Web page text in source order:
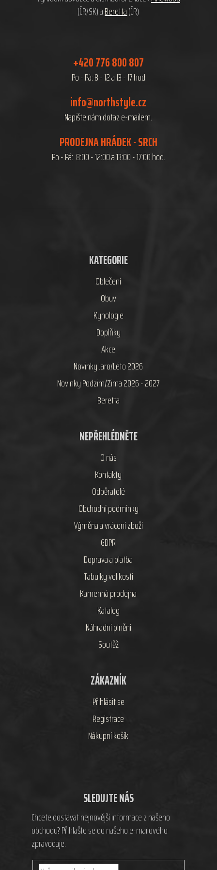
(ČR/SK) aBeretta(ČR)
+420 776 800 807
Po - Pá: 8 - 12 a 13 - 17 hod
info@northstyle.cz
Napište nám dotaz e-mailem.
PRODEJNA HRÁDEK - SRCH
Po - Pá: 8:00 - 12:00 a 13:00 - 17:00 hod.
KATEGORIE
Oblečení
Obuv
Kynologie
Doplňky
Akce
Novinky Jaro/Léto 2026
Novinky Podzim/Zima 2026 - 2027
Beretta
NEPŘEHLÉDNĚTE
O nás
Kontakty
Odběratelé
Obchodní podmínky
Výměna a vrácení zboží
GDPR
Doprava a platba
Tabulky velikostí
Kamenná prodejna
Katalog
Náhradní plnění
Soutěž
ZÁKAZNÍK
Přihlásit se
Registrace
Nákupní košík
SLEDUJTE NÁS
Chcete dostávat nejnovější informace z našeho
obchodu? Přihlašte se do našeho e-mailového
zpravodaje.